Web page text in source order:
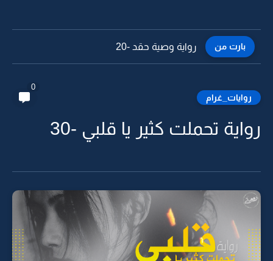
بارت من رواية وصية حقد -20
روايات_غرام
رواية تحملت كثير يا قلبي -30